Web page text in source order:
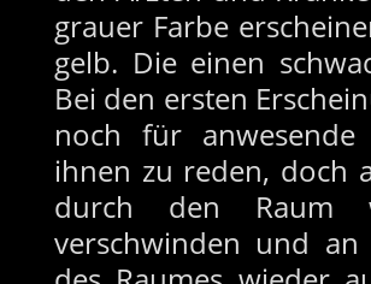
grauer Farbe
gelb. Die einen
Bei den ersten
noch für
ihnen zu reden, doch
durch den Raum
verschwinden und an